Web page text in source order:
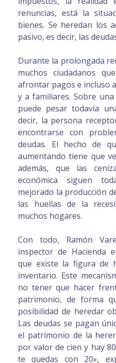
renuncias, está la
bienes. Se heredan los
pasivo, es decir, las
Durante la prolongada
muchos ciudadanos
afrontar pagos e incluso
y a familiares. Sobre
puede pesar todavía
decir, la persona
encontrarse con
deudas. El hecho de
aumentando tiene que
además, que las
económica siguen
mejorado la producción
las huellas de la
muchos hogares.
Con todo, Ramón
inspector de Hacienda
que existe la figura de
inventario. Este
no tener que hacer
patrimonio, de forma
posibilidad de heredar
Las deudas se pagan
el patrimonio de la
por valor de cien y hay
te quedas con 20»,